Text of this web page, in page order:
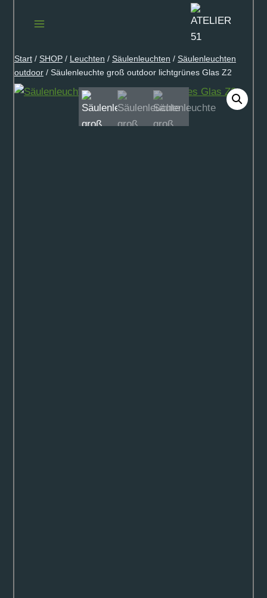
Inhalt
Start / SHOP / Leuchten / Säulenleuchten / Säulenleuchten
outdoor / Säulenleuchte groß outdoor lichtgrünes Glas Z2